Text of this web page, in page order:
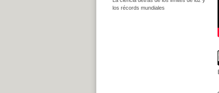
los récords mundiales